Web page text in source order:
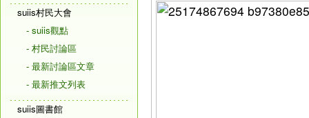
suiis村民大會
- suiis觀點
- 村民討論區
- 最新討論區文章
- 最新推文列表
suiis圖書館